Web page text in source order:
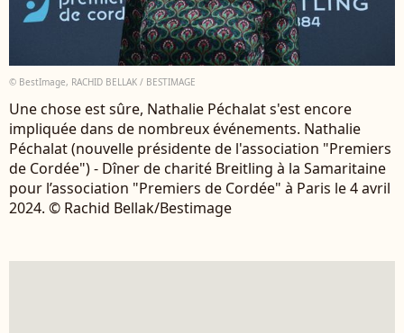
© BestImage, RACHID BELLAK / BESTIMAGE
Une chose est sûre, Nathalie Péchalat s'est encore
impliquée dans de nombreux événements. Nathalie
Péchalat (nouvelle présidente de l'association "Premiers
de Cordée") - Dîner de charité Breitling à la Samaritaine
pour l’association "Premiers de Cordée" à Paris le 4 avril
2024. © Rachid Bellak/Bestimage